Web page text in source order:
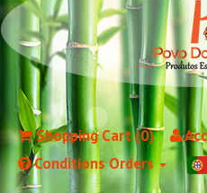
Shopping Cart (0)
Conditions Orders